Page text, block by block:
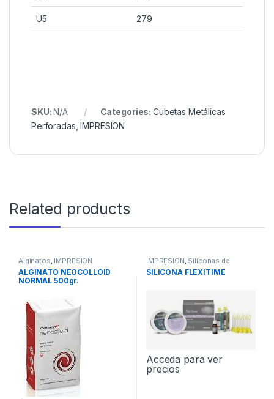
U5 279
SKU:N/A Categories: Cubetas Metálicas
Perforadas ,IMPRESION
Related products
Alginatos IMPRESION
ALGINATO NEOCOLLOID
NORMAL 500gr.
IMPRESION Siliconas de
Adición
SILICONA FLEXITIME
Acceda para ver
precios